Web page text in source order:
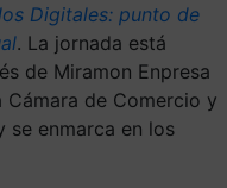
Digitales: punto de
. La jornada está
de Miramon Enpresa
de Comercio y
se enmarca en los